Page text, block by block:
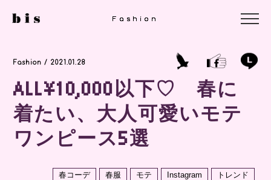
Fashion
Fashion / 2021.01.28
ALL¥10,000以下♡ 春に
着たい、大人可愛いモテ
ワンピース5選
春コーデ 春服 モテ Instagram
トレンド
Fashion
Fashion